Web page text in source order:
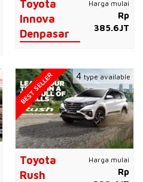
Toyota
Innova
Denpasar
Harga mulai
Rp
385.6JT
Toyota
Rush
Harga mulai
Rp
BEST SELLER 4type available